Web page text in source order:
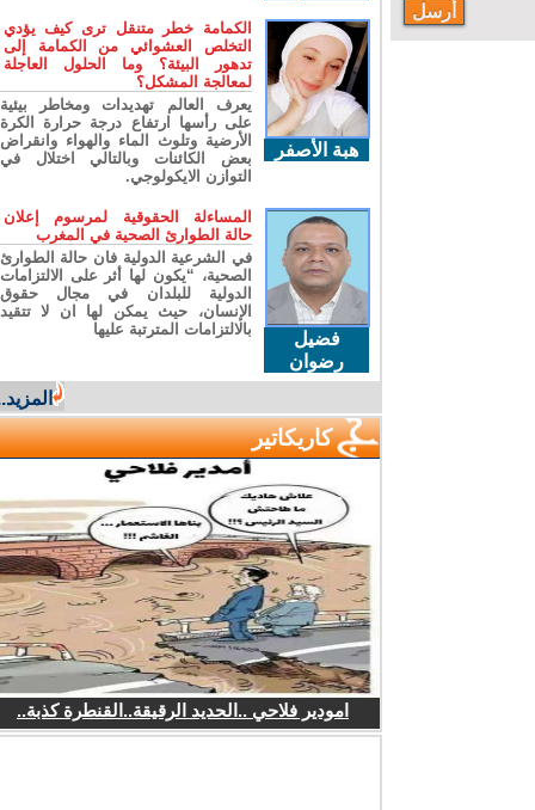
هبة الأصفر
الكمامة خطر متنقل ترى كيف يؤدي
التخلص العشوائي من الكمامة إلى
تدهور البيئة؟ وما الحلول العاجلة
لمعالجة المشكل؟
يعرف العالم تهديدات ومخاطر بيئية
على رأسها ارتفاع درجة حرارة الكرة
الأرضية وتلوث الماء والهواء وانقراض
بعض الكائنات وبالتالي اختلال في
التوازن الايكولوجي.
فضيل
رضوان
المساءلة الحقوقية لمرسوم إعلان
حالة الطوارئ الصحية في المغرب
في الشرعية الدولية فان حالة الطوارئ
الصحية، “يكون لها أثر على الالتزامات
الدولية للبلدان في مجال حقوق
الإنسان، حيث يمكن لها ان لا تتقيد
بالالتزامات المترتبة عليها
المزيد...
كاريكاتير
امودير فلاحي ..الحديد الرقيقة..القنطرة كذبة..